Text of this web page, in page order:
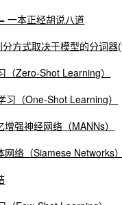
一本正经胡说八道
方式取决于模型的分词器
（Zero-Shot Learning）
习（One-Shot Learning）
增强神经网络（MANNs）
网络（Siamese Networks）